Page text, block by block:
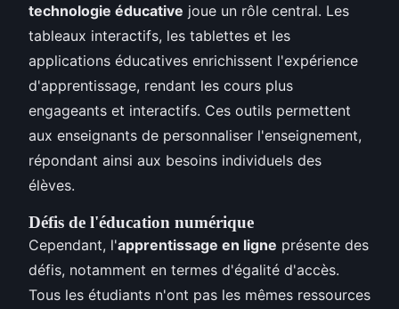
technologie éducative joue un rôle central. Les
tableaux interactifs, les tablettes et les
applications éducatives enrichissent l'expérience
d'apprentissage, rendant les cours plus
engageants et interactifs. Ces outils permettent
aux enseignants de personnaliser l'enseignement,
répondant ainsi aux besoins individuels des
élèves.
Défis de l'éducation numérique
Cependant, l'apprentissage en ligne présente des
défis, notamment en termes d'égalité d'accès.
Tous les étudiants n'ont pas les mêmes ressources